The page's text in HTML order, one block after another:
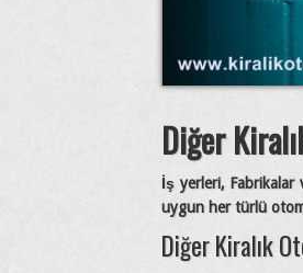
Diğer
İş yerleri, Fabrikalar
uygun her türlü
Diğer Kiralık